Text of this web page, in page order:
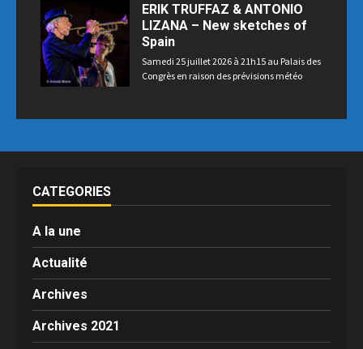
ERIK TRUFFAZ & ANTONIO
LIZANA – New sketches of
Spain
Samedi 25 juillet 2026 à 21h15 au Palais des
Congrès en raison des prévisions météo
CATEGORIES
A la une
Actualité
Archives
Archives 2021